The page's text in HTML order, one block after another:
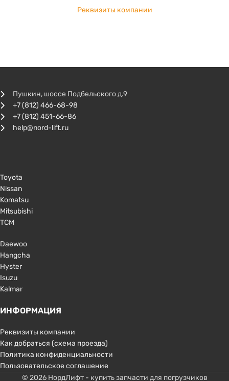
Реквизиты компании
Пушкин, шоссе Подбельского д.9
+7 (812) 466-68-98
+7 (812) 451-66-86
help@nord-lift.ru
Toyota
Nissan
Komatsu
Mitsubishi
TCM
Daewoo
Hangcha
Hyster
Isuzu
Kalmar
ИНФОРМАЦИЯ
Реквизиты компании
Как добраться (схема проезда)
Политика конфиденциальности
Пользовательское соглашение
© 2026 НордЛифт - купить запчасти для погрузчиков